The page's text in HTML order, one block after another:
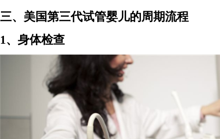
三、美国第三代试管婴儿的周期流程
1、身体检查